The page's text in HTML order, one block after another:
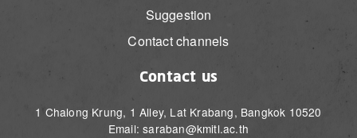
Suggestion
Contact channels
Contact us
1 Chalong Krung, 1 Alley, Lat Krabang, Bangkok 10520
Email: saraban@kmitl.ac.th